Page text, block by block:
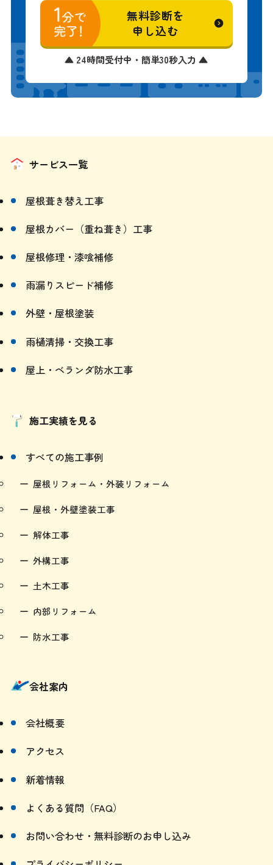
▲ 24時間受付中・簡単30秒入力 ▲
サービス一覧
屋根カバー（重ね葺き）工事
屋根修理・漆喰補修
雨漏りスピード補修
外壁・屋根塗装
雨樋清掃・交換工事
屋上・ベランダ防水工事
屋根リフォーム・外装リフォーム
屋根・外壁塗装工事
解体工事
外構工事
土木工事
内部リフォーム
防水工事
アクセス
新着情報
よくある質問（FAQ）
お問い合わせ・無料診断のお申し込み
プライバシーポリシー